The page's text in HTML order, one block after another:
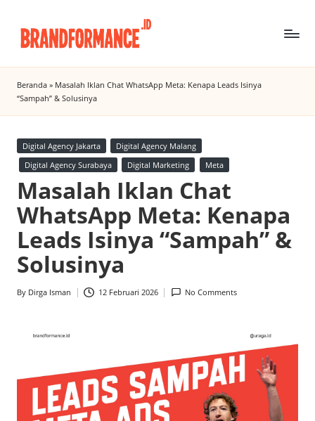
B
r
a
n
d
f
o
r
m
a
n
M
Agency
Beranda » Masalah Iklan Chat WhatsApp Meta: Kenapa Leads Isinya
“Sampah” & Solusinya
Posted
in
Digital Agency Jakarta
Digital Agency Malang
Digital Agency Surabaya
Digital Marketing Meta
Masalah Iklan Chat
WhatsApp Meta: Kenapa
Leads Isinya “Sampah” &
Solusinya
Posted
By Dirga Isman 12 Februari 2026 No Comments